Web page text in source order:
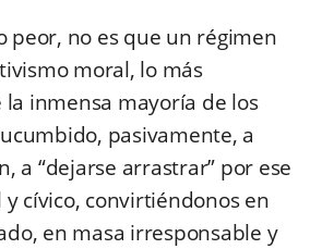
peor, no es que un régimen
moral, lo más
la inmensa mayoría de los
pasivamente, a
a “dejarse arrastrar” por ese
cívico, convirtiéndonos en
en masa irresponsable y